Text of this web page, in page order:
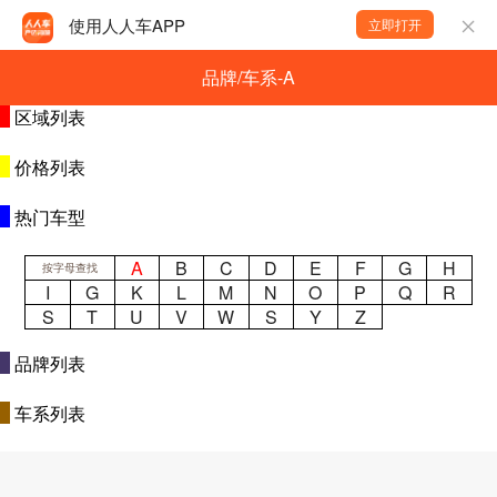
使用人人车APP 立即打开
品牌/车系-A
区域列表
价格列表
热门车型
按字母查找 A B C D E F G
H
I
G K L M N O P Q
R
S
T U V W S Y
Z
品牌列表
车系列表